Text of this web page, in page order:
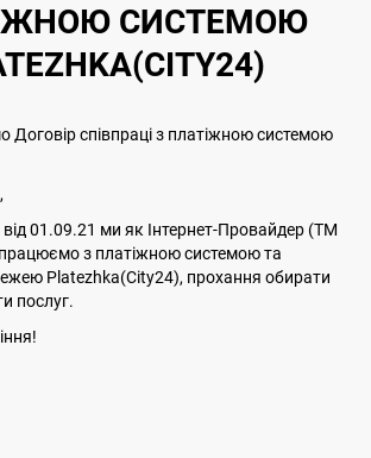
СИСТЕМОЮ
співпраці з платіжною системою
01.09.21 ми як Інтернет-Провайдер (ТМ
з платіжною системою та
Platezhka(City24), прохання обирати
послуг.